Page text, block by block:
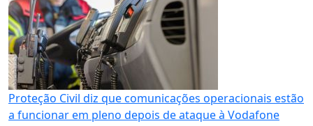
Proteção Civil diz que comunicações operacionais estão
a funcionar em pleno depois de ataque à Vodafone